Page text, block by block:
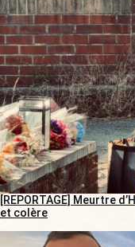
[REPORTAGE] Meurtre
et colère